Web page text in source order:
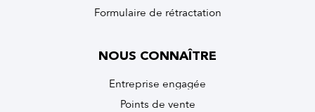
Formulaire de rétractation
NOUS CONNAÎTRE
Entreprise engagée
Points de vente